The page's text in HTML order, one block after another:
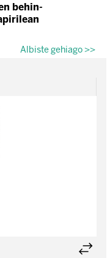
behin-
Albiste gehiago >>